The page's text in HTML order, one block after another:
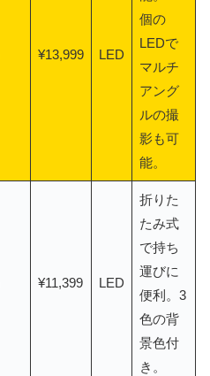
¥13,999 LED
個の
LEDで
マルチ
アング
ルの撮
影も可
能。
¥11,399 LED
折りた
たみ式
で持ち
運びに
便利。3
色の背
景色付
き。